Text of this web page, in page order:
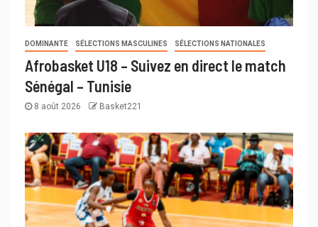
DOMINANTE SÉLECTIONS MASCULINES SÉLECTIONS NATIONALES
Afrobasket U18 – Suivez en direct le match
Sénégal – Tunisie
8 août 2026 Basket221